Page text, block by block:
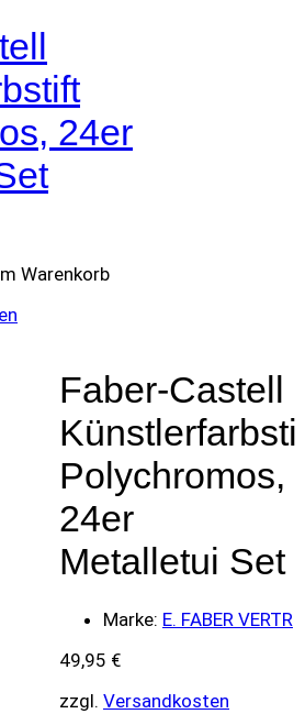
24er
Warenkorb
Faber-Castell
Polychromos,
24er
Metalletui Set
Marke: E. FABER VERTR
49,95 €
zzgl. Versandkosten